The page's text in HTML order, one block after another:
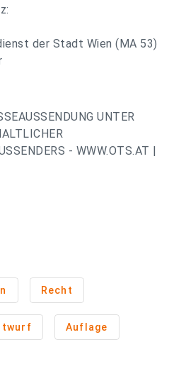
der Stadt Wien (MA 53)
UNTER
- WWW.OTS.AT |
Recht
Auflage